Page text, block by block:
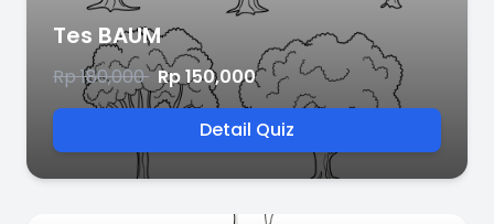
Tes BAUM
Rp 180,000 Rp 150,000
Detail Quiz